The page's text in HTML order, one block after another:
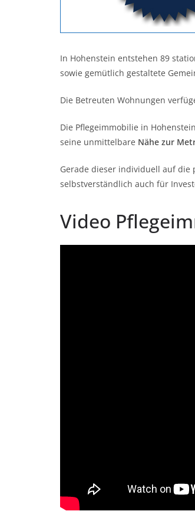
In Hohenstein entstehen 89
sowie gemütlich gestaltete
Die Betreuten Wohnungen
Die Pflegeimmobilie in
seine unmittelbare Nähe zur
Gerade dieser individuell auf die
selbstverständlich auch für
Video